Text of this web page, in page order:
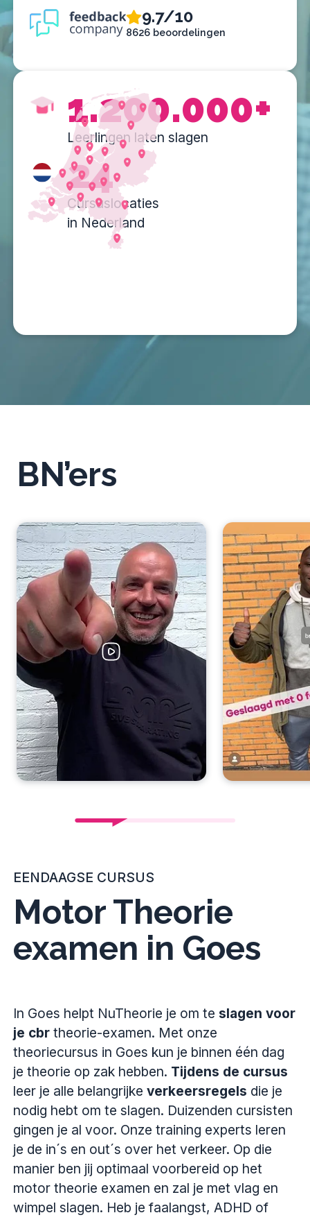
9.7/10
8626 beoordelingen
1.200.000+
Leerlingen laten slagen
24
Cursuslocaties
in Nederland
BN’ers
EENDAAGSE CURSUS
Motor Theorie
examen in Goes
In Goes helpt NuTheorie je om te slagen voor
je cbr theorie-examen. Met onze
theoriecursus in Goes kun je binnen één dag
je theorie op zak hebben. Tijdens de cursus
leer je alle belangrijkeverkeersregels die je
nodig hebt om te slagen. Duizenden cursisten
gingen je al voor. Onze training experts leren
je de in´s en out´s over het verkeer. Op die
manier ben jij optimaal voorbereid op het
motor theorie examen en zal je met vlag en
wimpel slagen. Heb je faalangst, ADHD of